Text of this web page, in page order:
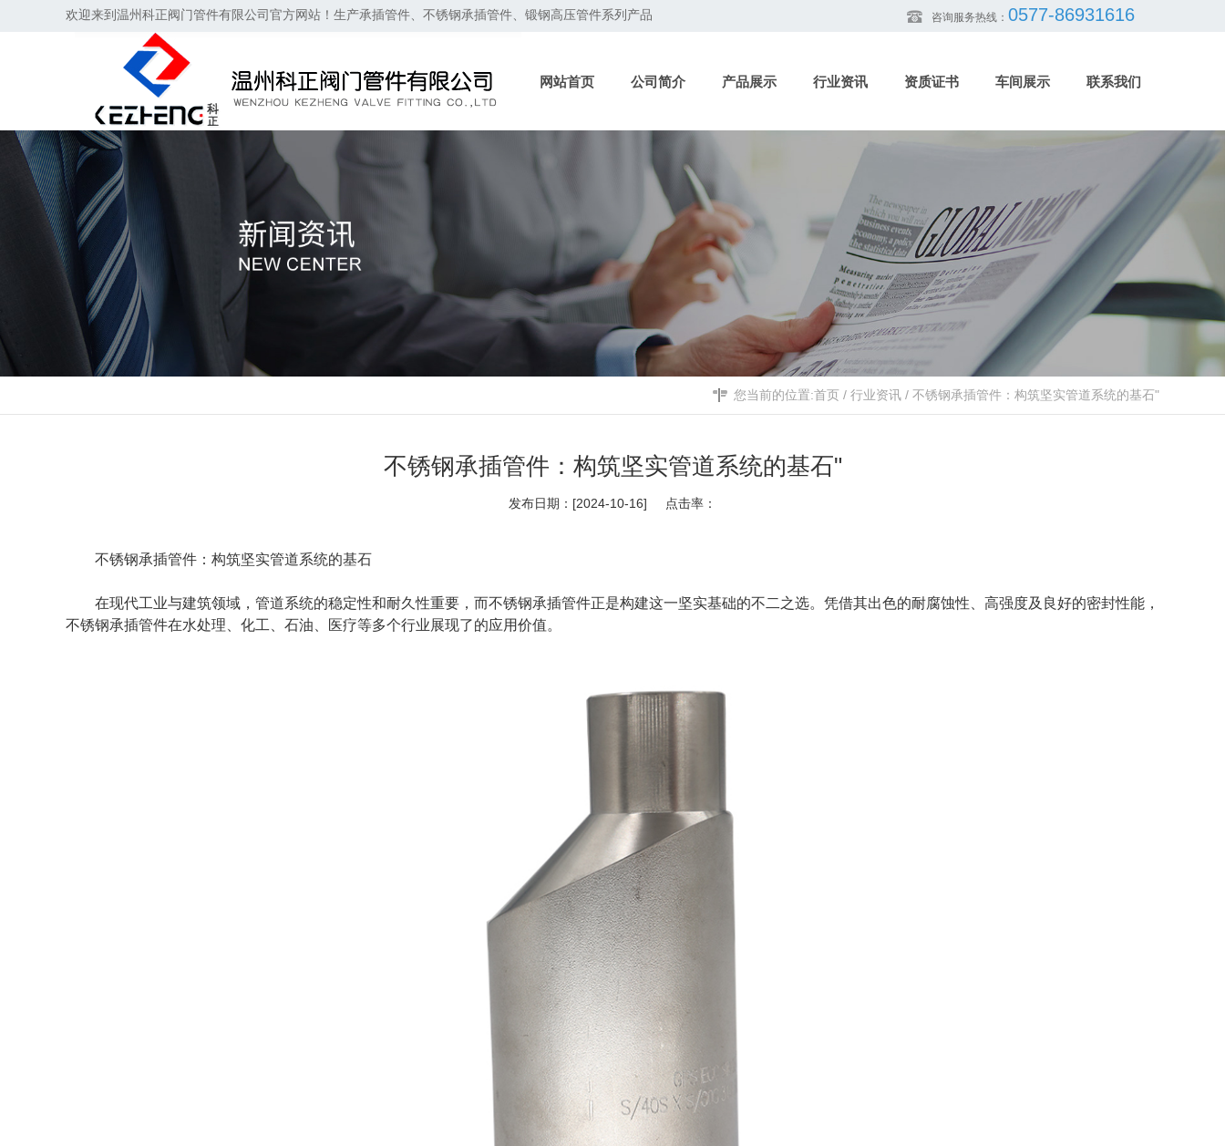
欢迎来到温州科正阀门管件有限公司官方网站！生产承插管件、不锈钢承插管件、锻钢高压管件系列产品 咨询服务热线： 0577-86931616
网站首页 公司简介 产品展示 行业资讯 资质证书 车间展示 联系我们
您当前的位置:首页 / 行业资讯 / 不锈钢承插管件：构筑坚实管道系统的基石"
不锈钢承插管件：构筑坚实管道系统的基石"
发布日期：[2024-10-16] 点击率：
不锈钢承插管件 ：构筑坚实管道系统的基石
在现代工业与建筑领域，管道系统的稳定性和耐久性重要，而不锈钢承插管件正是构建这一坚实基础的不二之选。凭借其出色的耐腐蚀性、高强度及良好的密封性能，
不锈钢承插管件在水处理、化工、石油、医疗等多个行业展现了的应用价值。